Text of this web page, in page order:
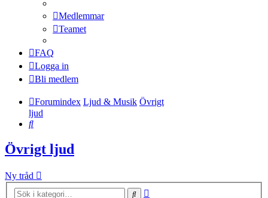
Medlemmar
Teamet
FAQ
Logga in
Bli medlem
Forumindex Ljud & Musik Övrigt
ljud
Sök
Övrigt ljud
Ny tråd
Sök